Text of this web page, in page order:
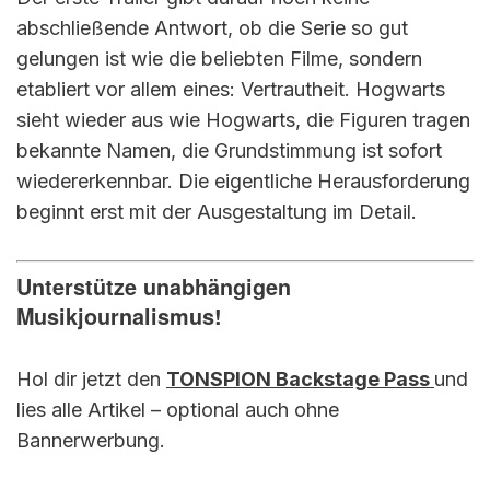
abschließende Antwort, ob die Serie so gut
gelungen ist wie die beliebten Filme, sondern
etabliert vor allem eines: Vertrautheit. Hogwarts
sieht wieder aus wie Hogwarts, die Figuren tragen
bekannte Namen, die Grundstimmung ist sofort
wiedererkennbar. Die eigentliche Herausforderung
beginnt erst mit der Ausgestaltung im Detail.
Unterstütze unabhängigen
Musikjournalismus!
Hol dir jetzt den TONSPION Backstage Pass und
lies alle Artikel – optional auch ohne
Bannerwerbung.